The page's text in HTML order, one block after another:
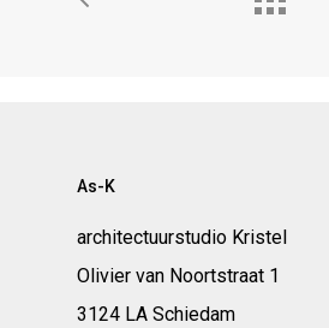
As-K
architectuurstudio Kristel
Olivier van Noortstraat 1
3124 LA Schiedam